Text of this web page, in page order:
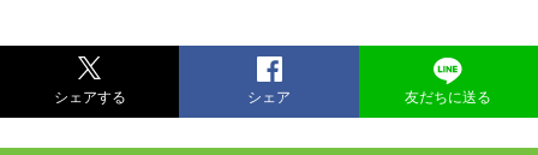
シェアする シェア 友だちに送る